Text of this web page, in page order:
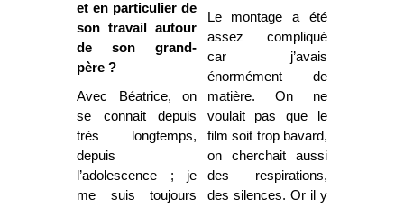
et en particulier de
son travail autour
de son grand-
père ?
Avec Béatrice, on
se connait depuis
très longtemps,
depuis
l’adolescence ; je
me suis toujours
Le montage a été
assez compliqué
car j’avais
énormément de
matière. On ne
voulait pas que le
film soit trop bavard,
on cherchait aussi
des respirations,
des silences. Or il y